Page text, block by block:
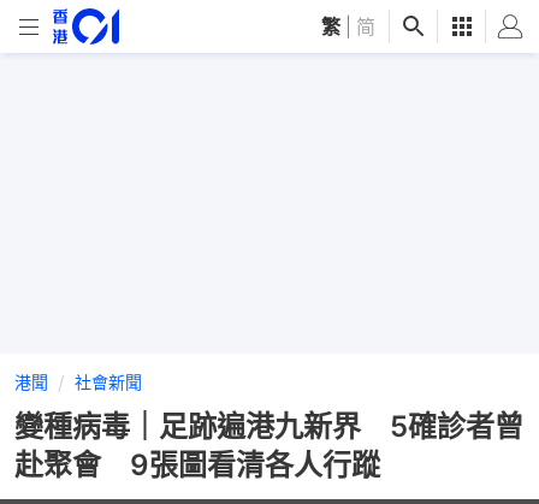
繁 简
港聞 社會新聞
變種病毒｜足跡遍港九新界 5確診者曾
赴聚會 9張圖看清各人行蹤